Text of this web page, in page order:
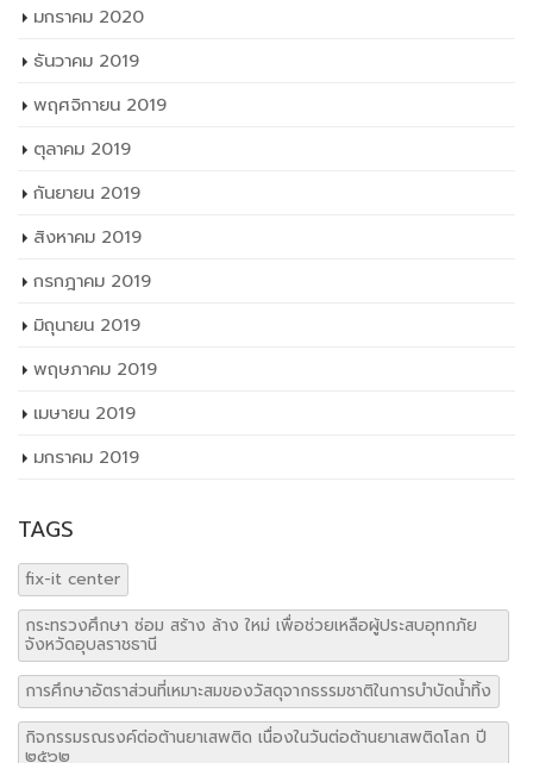
มกราคม 2020
ธันวาคม 2019
พฤศจิกายน 2019
ตุลาคม 2019
กันยายน 2019
สิงหาคม 2019
กรกฎาคม 2019
มิถุนายน 2019
พฤษภาคม 2019
เมษายน 2019
มกราคม 2019
TAGS
fix-it center
กระทรวงศึกษา ซ่อม สร้าง ล้าง ใหม่ เพื่อช่วยเหลือผู้ประสบอุทกภัย
จังหวัดอุบลราชธานี
การศึกษาอัตราส่วนที่เหมาะสมของวัสดุจากธรรมชาติในการบำบัดน้ำทิ้ง
กิจกรรมรณรงค์ต่อต้านยาเสพติด เนื่องในวันต่อต้านยาเสพติดโลก ปี
๒๕๖๒